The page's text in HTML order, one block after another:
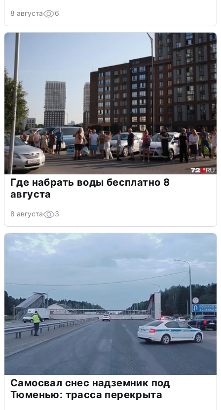
8 августа 6
Где набрать воды бесплатно 8
августа
8 августа 3
Самосвал снес надземник под
Тюменью: трасса перекрыта